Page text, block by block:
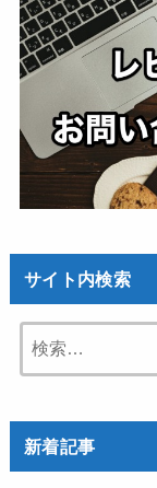
サイト内検索
新着記事